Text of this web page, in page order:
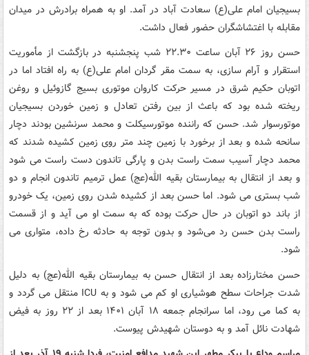
بسیجیان امام علی(ع) سعادت آباد در آمد. او به همراه برادرش در میدان
مقابله با اغتشاشگران حضور فعال داشت.
حسن روز ۲۶ آبان ساعت ۲۲.۳۰ شب پنجشنبه در بازگشت از مأموریت
استقرار و آرام سازی، به سمت مقر گردان امام علی(ع) به راه افتاد اما در
اتوبان حکیم شرق در مسیر حرکت کاروان موتوری بسیج گازوئیل و روغن
ریخته شده بود که باعث از بین رفتن تعادل و زمین خوردن بسیجیان
موتورسوار شد. حسن که راننده موتورسیکلت و محمد سرنشین بودند دچار
سانحه شده و بعد از برخورد با زمین چند متر روی زمین کشیده شدند که
محمد دچار آسیب سمت راست بدن و پارگی تاندون دست راست می شود
و بعد از انتقال به بیمارستان بقیه الله(عج) عمل ترمیم تاندون انجام و دو
شب بستری می شود. اما حسن بعد از کشیده شدن روی زمین، یک خودرو
از باند دو اتوبان در حال حرکت بوده که به سمت او می آید و از قسمت
راست بدن حسن رد می‌شود و بدون توجه به حادثه رخ داده، متواری می
شود.
حسن مختارزاده بعد از انتقال حسن به بیمارستان بقیه الله(عج) به دلیل
شدت جراحات سطح هوشیاری او کم می شود و به ICU منتقل می گردد و
به کما می رود، اما سرانجام جمعه ۱۸ آبان ۱۴۰۱ بعد از ۲۲ روز به فیض
شهادت نائل آمد و به دوستان شهیدش پیوست.